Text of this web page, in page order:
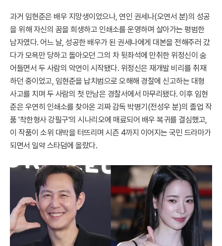
과거 임현준은 배우 지망생이었으나, 연인 권세나(오연서 분)의 성공
을 위해 자신의 꿈을 희생하고 인쇄소를 운영하며 살아가는 평범한
남자였다. 어느 날, 성공한 배우가 된 권세나에게 대본을 전해주러 갔
다가 모욕만 당하고 돌아오던 그의 차 뒷좌석에 만취한 위정신이 숨
어들면서 두 사람의 악연이 시작됐다. 위정신은 재개발 비리를 취재
하던 중이었고, 임현준을 납치범으로 오해해 경찰에 신고하는 대형
사고를 치며 두 사람의 첫 만남은 경찰서에서 마무리됐다. 이후 임현
준은 우연히 인쇄소를 찾아온 괴짜 감독 박병기(전성우 분)의 졸업 작
품 '착한형사 강필구'의 시나리오에 매료되어 배우 복귀를 결심했고,
이 작품이 소위 대박을 터뜨리며 시즌 4까지 이어지는 국민 드라마가
되면서 일약 스타덤에 올랐다.